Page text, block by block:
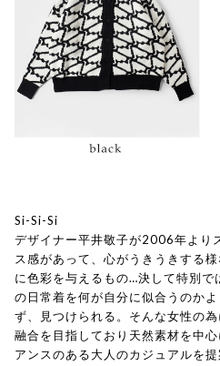
Si-Si-Si
デザイナー平井敬子が2006年より
ス感があって、心がうきうきする
に色彩を与えるもの…決して特別で
の日常着を何が自分に似合うのか
ず、見つけられる。そんな女性の
融合を目指しており天然素材を中
アンスのある大人のカジュアルを提